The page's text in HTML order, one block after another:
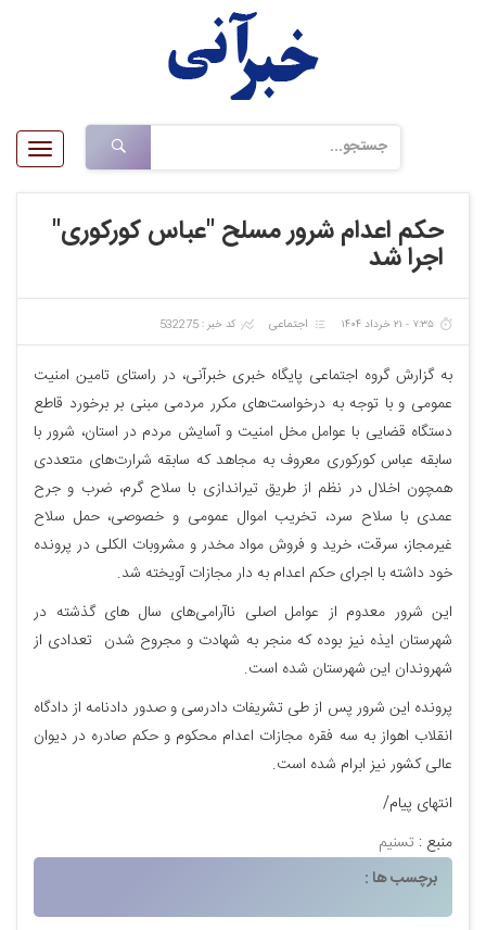
حکم اعدام شرور مسلح "عباس کورکوری"
اجرا شد
۷:۳۵ - ۲۱ خرداد ۱۴۰۴ اجتماعی کد خبر : 532275
به گزارش گروه اجتماعی پایگاه خبری خبرآنی، در راستای تامین امنیت
عمومی و با توجه به درخواست‌های مکرر مردمی مبنی بر برخورد قاطع
دستگاه قضایی با عوامل مخل امنیت و آسایش مردم در استان، شرور با
سابقه عباس کورکوری معروف به مجاهد که سابقه شرارت‌های متعددی
همچون اخلال در نظم از طریق تیراندازی با سلاح گرم، ضرب و جرح
عمدی با سلاح سرد، تخریب اموال عمومی و خصوصی، حمل سلاح
غیرمجاز، سرقت، خرید و فروش مواد مخدر و مشروبات الکلی در پرونده
خود داشته با اجرای حکم اعدام به دار مجازات آویخته شد.
این شرور معدوم از عوامل اصلی ناآرامی‌های سال های گذشته در
شهرستان ایذه نیز بوده که منجر به شهادت و مجروح شدن تعدادی از
شهروندان این شهرستان شده است.
پرونده این شرور پس از طی تشریفات دادرسی و صدور دادنامه از دادگاه
انقلاب اهواز به سه فقره مجازات اعدام محکوم و حکم صادره در دیوان
عالی کشور نیز ابرام شده است.
انتهای پیام/
منبع : تسنیم
برچسب ها :